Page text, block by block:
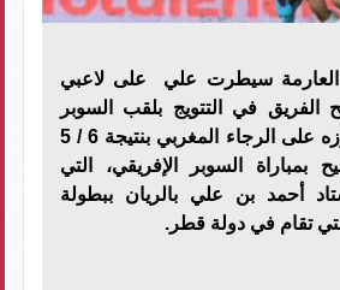
العارمة سيطرت علي على لاعبي
الفريق في التتويج بلقب السوبر
الإفريقي عقب فوزه على الرجاء المغربي بنتيجة 6 / 5
بمباراة السوبر الإفريقي، التي
أحمد بن علي بالريان ببطولة
تقام في دولة قطر.